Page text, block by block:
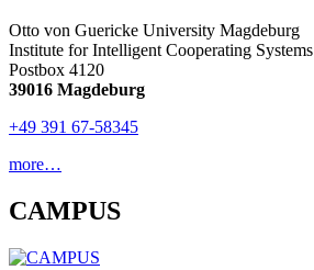
Otto von Guericke University Magdeburg
Institute for Intelligent Cooperating Systems
Postbox 4120
39016 Magdeburg
+49 391 67-58345
more…
CAMPUS